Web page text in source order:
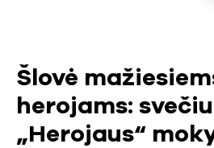
Šlovė
herojams:
„Herojaus“